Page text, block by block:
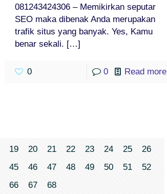
081243424306 – Memikirkan seputar
SEO maka dibenak Anda merupakan
trafik situs yang banyak. Yes, Kamu
benar sekali. […]
0 0 Read more
19 20 21 22 23 24 25
26
45 46 47 48 49 50 51
52
66 67 68